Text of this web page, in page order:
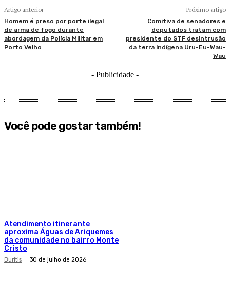
Artigo anterior
Homem é preso por porte ilegal
de arma de fogo durante
abordagem da Polícia Militar em
Porto Velho
Próximo artigo
Comitiva de senadores e
deputados tratam com
presidente do STF desintrusão
da terra indígena Uru-Eu-Wau-
Wau
- Publicidade -
Você pode gostar também!
Atendimento itinerante
aproxima Águas de Ariquemes
da comunidade no bairro Monte
Cristo
Buritis 30 de julho de 2026